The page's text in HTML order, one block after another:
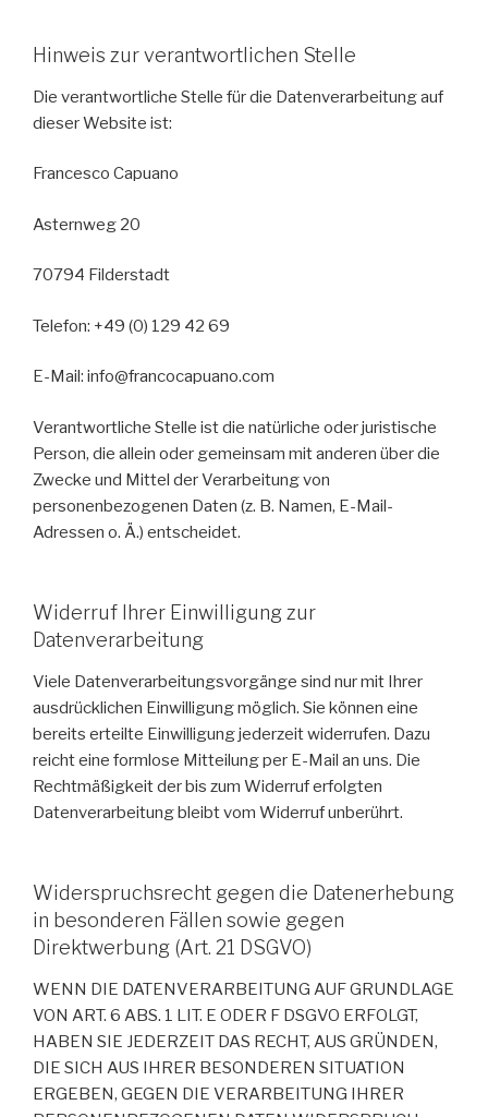
Hinweis zur verantwortlichen Stelle
Die verantwortliche Stelle für die Datenverarbeitung auf
dieser Website ist:
Francesco Capuano
Asternweg 20
70794 Filderstadt
Telefon: +49 (0) 129 42 69
E-Mail: info@francocapuano.com
Verantwortliche Stelle ist die natürliche oder juristische
Person, die allein oder gemeinsam mit anderen über die
Zwecke und Mittel der Verarbeitung von
personenbezogenen Daten (z. B. Namen, E-Mail-
Adressen o. Ä.) entscheidet.
Widerruf Ihrer Einwilligung zur
Datenverarbeitung
Viele Datenverarbeitungsvorgänge sind nur mit Ihrer
ausdrücklichen Einwilligung möglich. Sie können eine
bereits erteilte Einwilligung jederzeit widerrufen. Dazu
reicht eine formlose Mitteilung per E-Mail an uns. Die
Rechtmäßigkeit der bis zum Widerruf erfolgten
Datenverarbeitung bleibt vom Widerruf unberührt.
Widerspruchsrecht gegen die Datenerhebung
in besonderen Fällen sowie gegen
Direktwerbung (Art. 21 DSGVO)
WENN DIE DATENVERARBEITUNG AUF GRUNDLAGE
VON ART. 6 ABS. 1 LIT. E ODER F DSGVO ERFOLGT,
HABEN SIE JEDERZEIT DAS RECHT, AUS GRÜNDEN,
DIE SICH AUS IHRER BESONDEREN SITUATION
ERGEBEN, GEGEN DIE VERARBEITUNG IHRER